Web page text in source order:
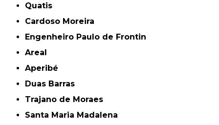
Quatis
Cardoso Moreira
Engenheiro Paulo de Frontin
Areal
Aperibé
Duas Barras
Trajano de Moraes
Santa Maria Madalena